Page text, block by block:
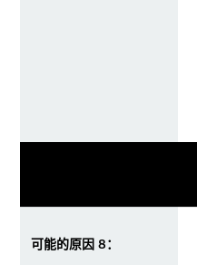
可能的原因 8：